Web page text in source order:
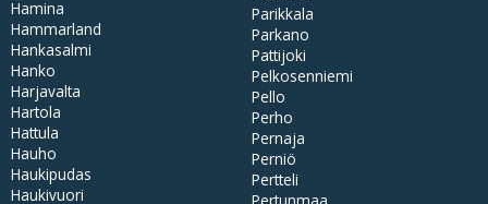
Hamina
Hammarland
Hankasalmi
Hanko
Harjavalta
Hartola
Hattula
Hauho
Haukipudas
Haukivuori
Parikkala
Parkano
Pattijoki
Pelkosenniemi
Pello
Perho
Pernaja
Perniö
Pertteli